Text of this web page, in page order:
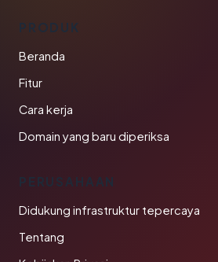
PRODUK
Beranda
Fitur
Cara kerja
Domain yang baru diperiksa
PERUSAHAAN
Didukung infrastruktur tepercaya
Tentang